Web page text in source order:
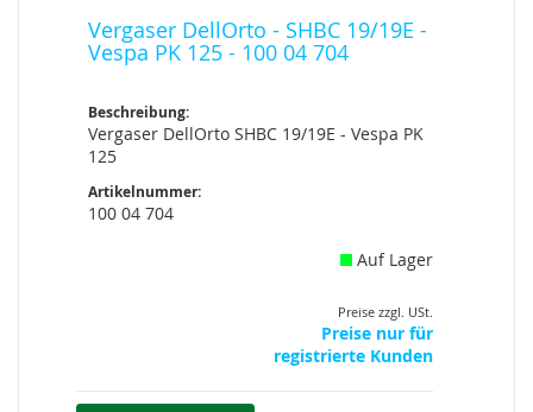
Vergaser DellOrto - SHBC 19/19E -
Vespa PK 125 - 100 04 704
Beschreibung:
Vergaser DellOrto SHBC 19/19E - Vespa PK
125
Artikelnummer:
100 04 704
Auf Lager
Preise zzgl. USt.
Preise nur für
registrierte Kunden